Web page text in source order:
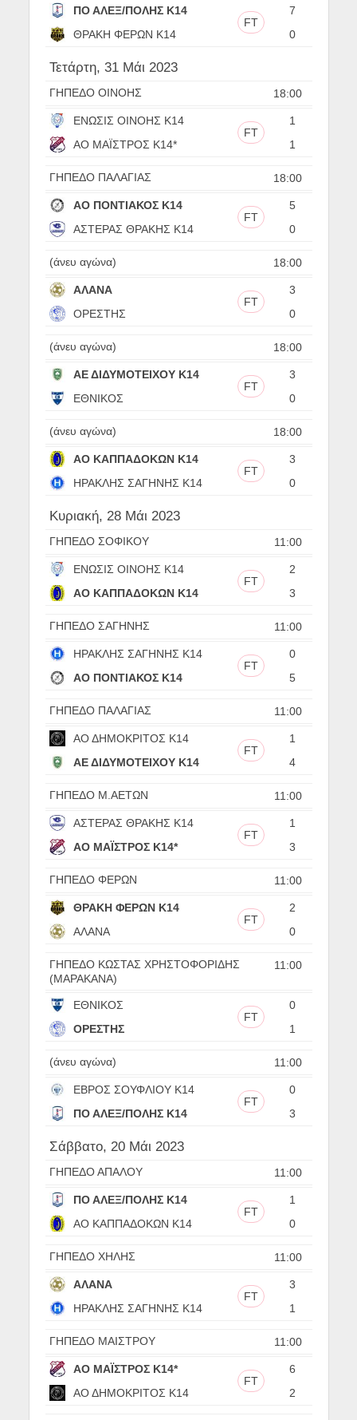
ΠΟ ΑΛΕΞ/ΠΟΛΗΣ Κ14
7
FT
ΘΡΑΚΗ ΦΕΡΩΝ Κ14
0
Τετάρτη, 31 Μάι 2023
18:00
ΓΗΠΕΔΟ ΟΙΝΟΗΣ
ΕΝΩΣΙΣ ΟΙΝΟΗΣ Κ14
1
FT
ΑΟ ΜΑΪΣΤΡΟΣ Κ14*
1
18:00
ΓΗΠΕΔΟ ΠΑΛΑΓΙΑΣ
ΑΟ ΠΟΝΤΙΑΚΟΣ Κ14
5
FT
ΑΣΤΕΡΑΣ ΘΡΑΚΗΣ Κ14
0
18:00
(άνευ αγώνα)
ΑΛΑΝΑ
3
FT
ΟΡΕΣΤΗΣ
0
18:00
(άνευ αγώνα)
ΑΕ ΔΙΔΥΜΟΤΕΙΧΟΥ Κ14
3
FT
ΕΘΝΙΚΟΣ
0
18:00
(άνευ αγώνα)
ΑΟ ΚΑΠΠΑΔΟΚΩΝ Κ14
3
FT
ΗΡΑΚΛΗΣ ΣΑΓΗΝΗΣ Κ14
0
Κυριακή, 28 Μάι 2023
11:00
ΓΗΠΕΔΟ ΣΟΦΙΚΟΥ
ΕΝΩΣΙΣ ΟΙΝΟΗΣ Κ14
2
FT
ΑΟ ΚΑΠΠΑΔΟΚΩΝ Κ14
3
11:00
ΓΗΠΕΔΟ ΣΑΓΗΝΗΣ
ΗΡΑΚΛΗΣ ΣΑΓΗΝΗΣ Κ14
0
FT
ΑΟ ΠΟΝΤΙΑΚΟΣ Κ14
5
11:00
ΓΗΠΕΔΟ ΠΑΛΑΓΙΑΣ
ΑΟ ΔΗΜΟΚΡΙΤΟΣ Κ14
1
FT
ΑΕ ΔΙΔΥΜΟΤΕΙΧΟΥ Κ14
4
11:00
ΓΗΠΕΔΟ Μ.ΑΕΤΩΝ
ΑΣΤΕΡΑΣ ΘΡΑΚΗΣ Κ14
1
FT
ΑΟ ΜΑΪΣΤΡΟΣ Κ14*
3
11:00
ΓΗΠΕΔΟ ΦΕΡΩΝ
ΘΡΑΚΗ ΦΕΡΩΝ Κ14
2
FT
ΑΛΑΝΑ
0
11:00
ΓΗΠΕΔΟ ΚΩΣΤΑΣ ΧΡΗΣΤΟΦΟΡΙΔΗΣ
(ΜΑΡΑΚΑΝΑ)
ΕΘΝΙΚΟΣ
0
FT
ΟΡΕΣΤΗΣ
1
11:00
(άνευ αγώνα)
ΕΒΡΟΣ ΣΟΥΦΛΙΟΥ Κ14
0
FT
ΠΟ ΑΛΕΞ/ΠΟΛΗΣ Κ14
3
Σάββατο, 20 Μάι 2023
11:00
ΓΗΠΕΔΟ ΑΠΑΛΟΥ
ΠΟ ΑΛΕΞ/ΠΟΛΗΣ Κ14
1
FT
ΑΟ ΚΑΠΠΑΔΟΚΩΝ Κ14
0
11:00
ΓΗΠΕΔΟ ΧΗΛΗΣ
ΑΛΑΝΑ
3
FT
ΗΡΑΚΛΗΣ ΣΑΓΗΝΗΣ Κ14
1
11:00
ΓΗΠΕΔΟ ΜΑΙΣΤΡΟΥ
ΑΟ ΜΑΪΣΤΡΟΣ Κ14*
6
FT
ΑΟ ΔΗΜΟΚΡΙΤΟΣ Κ14
2